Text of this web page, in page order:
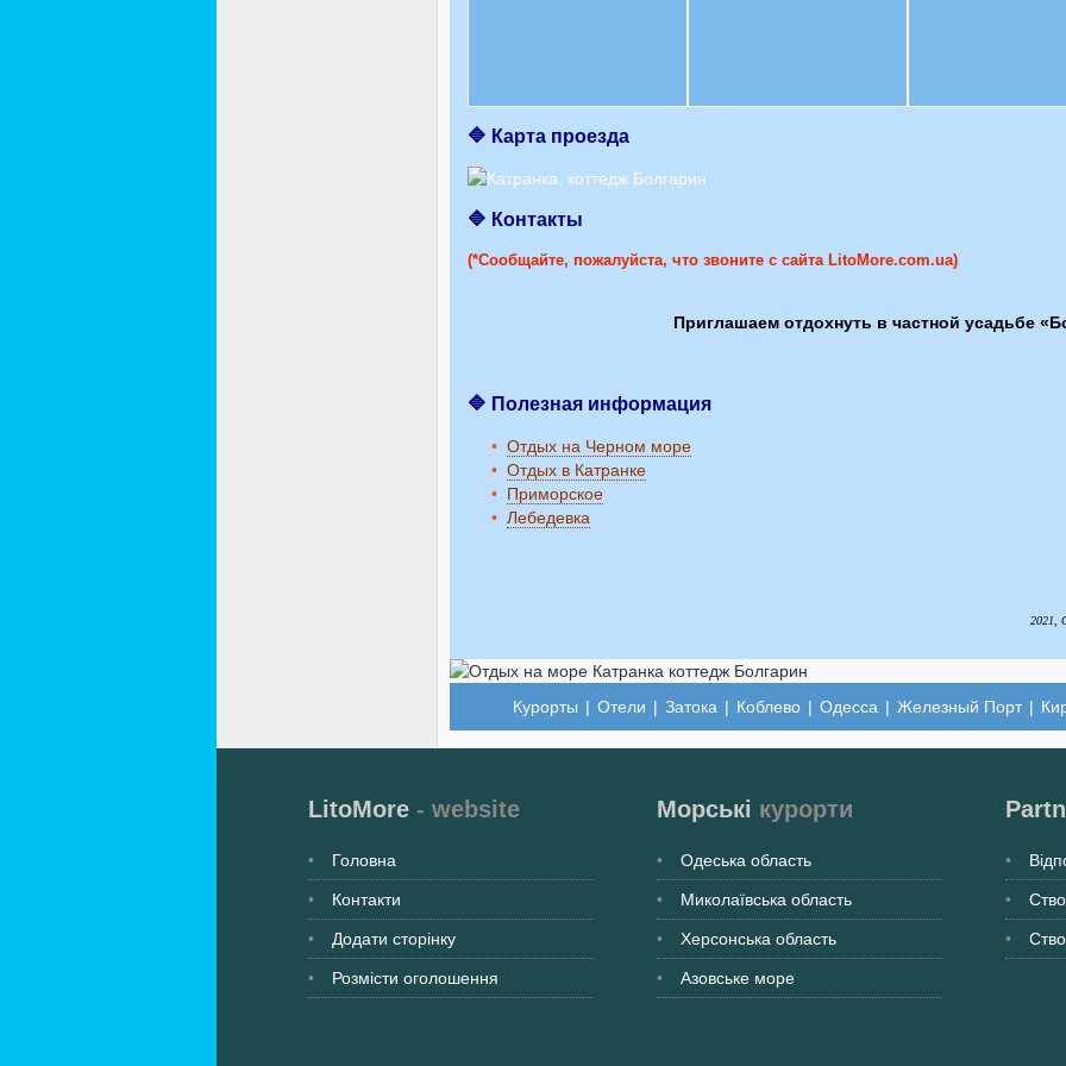
🔷 Карта проезда
🔷 Контакты
(*Сообщайте, пожалуйста, что звоните с сайта LitoMore.com.ua)
Приглашаем отдохнуть в частной усадьбе
🔷 Полезная информация
Отдых на Черном море
Отдых в Катранке
Приморское
Лебедевка
2021,
Курорты | Отели | Затока | Коблево | Одесса | Железный Порт |
LitoMore - website
Головна
Контакти
Додати сторінку
Розмісти оголошення
Морські курорти
Одеська область
Миколаївська область
Херсонська область
Азовське море